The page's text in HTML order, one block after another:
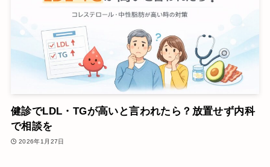
健診でLDL・TGが高いと言われたら？放置せず内科
で相談を
2026年1月27日